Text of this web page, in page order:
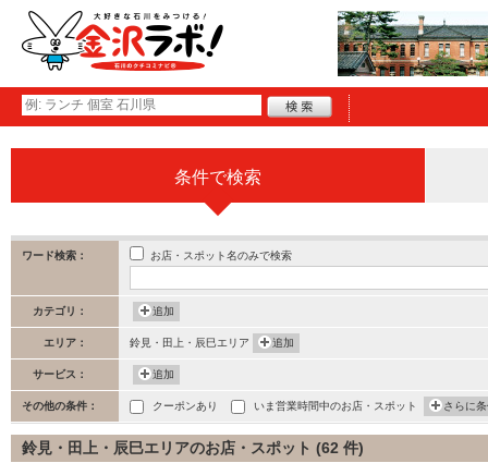
条件で検索
ワード検索： お店・スポット名のみで検索
カテゴリ： 追加
エリア： 鈴見・田上・辰巳エリア 追加
サービス： 追加
その他の条件： クーポンあり いま営業時間中のお店・スポット さらに
鈴見・田上・辰巳エリアのお店・スポット (62 件)